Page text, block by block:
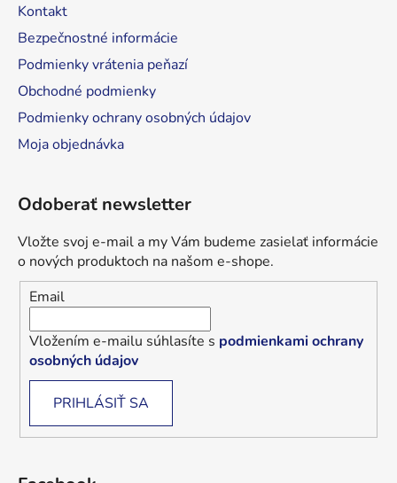
Kontakt
Bezpečnostné informácie
Podmienky vrátenia peňazí
Obchodné podmienky
Podmienky ochrany osobných údajov
Moja objednávka
Odoberať newsletter
Vložte svoj e-mail a my Vám budeme zasielať informácie
o nových produktoch na našom e-shope.
Email
Vložením e-mailu súhlasíte s podmienkami ochrany
osobných údajov
PRIHLÁSIŤ SA